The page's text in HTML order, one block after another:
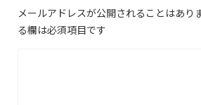
メールアドレスが公開されることはあり
る欄は必須項目です